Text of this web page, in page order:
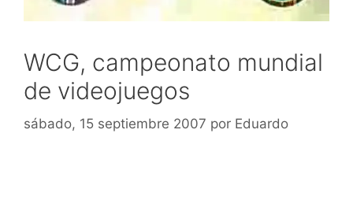
WCG, campeonato mundial
de videojuegos
sábado, 15 septiembre 2007 por Eduardo